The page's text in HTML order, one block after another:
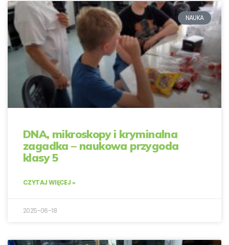
NAUKA
DNA, mikroskopy i kryminalna
zagadka – naukowa przygoda
klasy 5
CZYTAJ WIĘCEJ »
2025-06-18